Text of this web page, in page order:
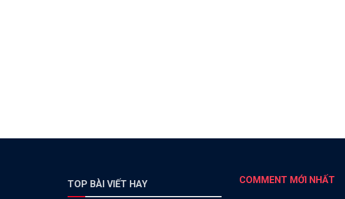
TOP BÀI VIẾT HAY COMMENT MỚI NHẤT